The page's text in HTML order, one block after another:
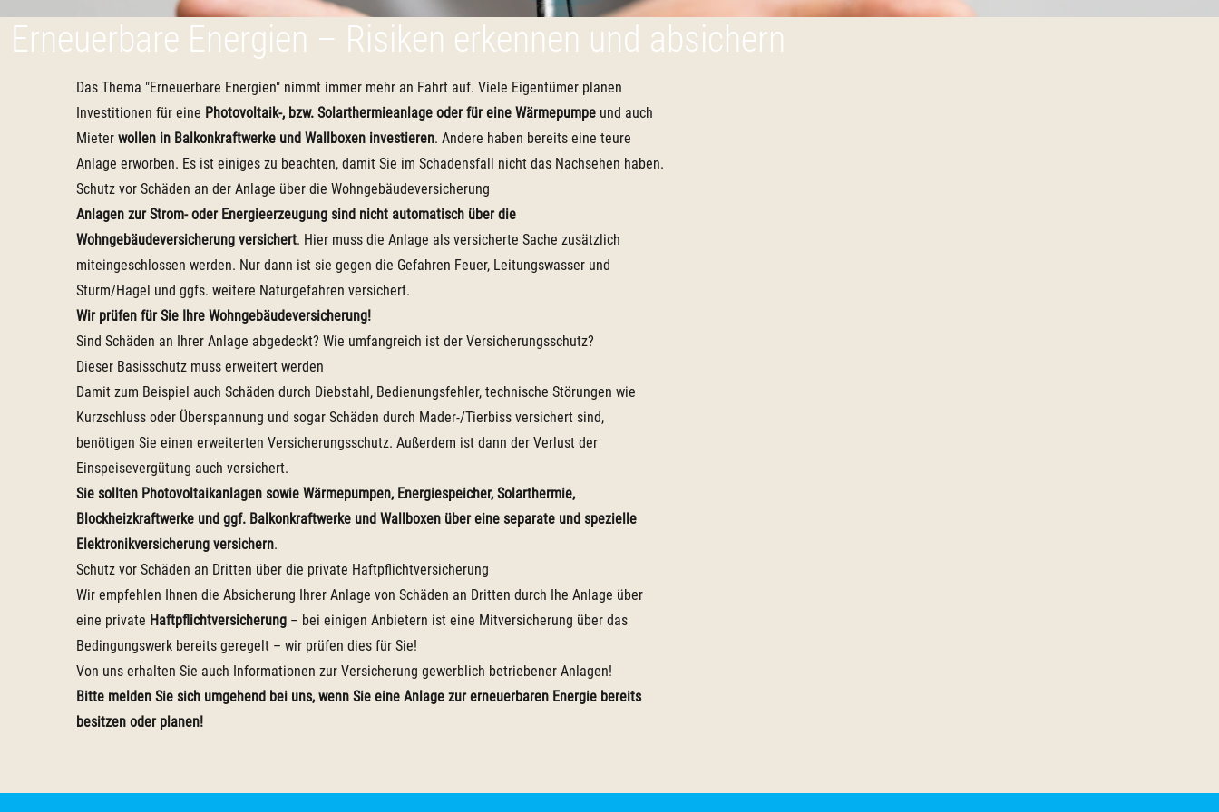
Erneuerbare Energien – Risiken erkennen und absichern
Das Thema "Erneuerbare Energien" nimmt immer mehr an Fahrt auf. Viele Eigentümer planen
Investitionen für eine Photovoltaik-, bzw. Solarthermieanlage oder für eine Wärmepumpe und auch
Mieter wollen in Balkonkraftwerke und Wallboxen investieren. Andere haben bereits eine teure
Anlage erworben. Es ist einiges zu beachten, damit Sie im Schadensfall nicht das Nachsehen haben.
Schutz vor Schäden an der Anlage über die Wohngebäudeversicherung
Anlagen zur Strom- oder Energieerzeugung sind nicht automatisch über die
Wohngebäudeversicherung versichert. Hier muss die Anlage als versicherte Sache zusätzlich
miteingeschlossen werden. Nur dann ist sie gegen die Gefahren Feuer, Leitungswasser und
Sturm/Hagel und ggfs. weitere Naturgefahren versichert.
Wir prüfen für Sie Ihre Wohngebäudeversicherung!
Sind Schäden an Ihrer Anlage abgedeckt? Wie umfangreich ist der Versicherungsschutz?
Dieser Basisschutz muss erweitert werden
Damit zum Beispiel auch Schäden durch Diebstahl, Bedienungsfehler, technische Störungen wie
Kurzschluss oder Überspannung und sogar Schäden durch Mader-/Tierbiss versichert sind,
benötigen Sie einen erweiterten Versicherungsschutz. Außerdem ist dann der Verlust der
Einspeisevergütung auch versichert.
Sie sollten Photovoltaikanlagen sowie Wärmepumpen, Energiespeicher, Solarthermie,
Blockheizkraftwerke und ggf. Balkonkraftwerke und Wallboxen über eine separate und spezielle
Elektronikversicherung versichern.
Schutz vor Schäden an Dritten über die private Haftpflichtversicherung
Wir empfehlen Ihnen die Absicherung Ihrer Anlage von Schäden an Dritten durch Ihe Anlage über
eine private Haftpflichtversicherung – bei einigen Anbietern ist eine Mitversicherung über das
Bedingungswerk bereits geregelt – wir prüfen dies für Sie!
Von uns erhalten Sie auch Informationen zur Versicherung gewerblich betriebener Anlagen!
Bitte melden Sie sich umgehend bei uns, wenn Sie eine Anlage zur erneuerbaren Energie bereits
besitzen oder planen!